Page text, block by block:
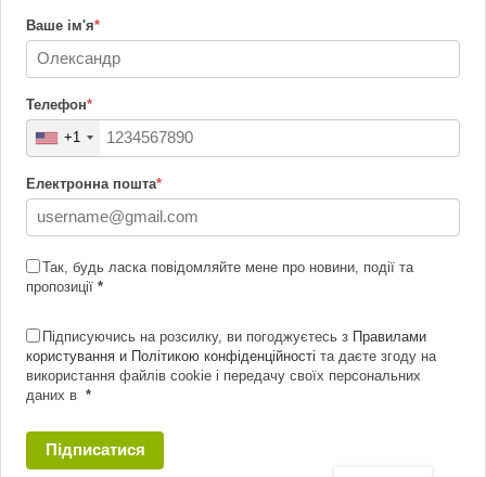
Ваше ім'я*
Телефон*
+1
Електронна пошта*
Так, будь ласка повідомляйте мене про новини, події та
пропозиції *
Підписуючись на розсилку, ви погоджуєтесь з Правилами
користування и Політикою конфіденційності та даєте згоду на
використання файлів cookie і передачу своїх персональних
даних в *
Підписатися